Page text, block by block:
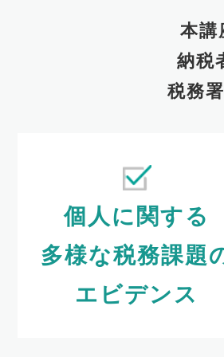
本講
納税
税務
個人に関する
多様な税務課題
エビデンス